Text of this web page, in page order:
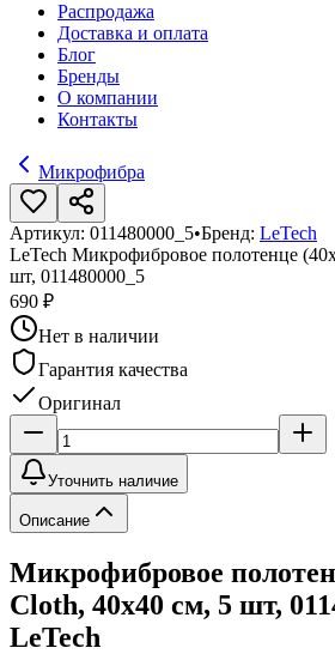
Распродажа
Доставка и оплата
Блог
Бренды
О компании
Контакты
Микрофибра
Артикул: 011480000_5•Бренд: LeTech
LeTech Микрофибровое полотенце
шт, 011480000_5
690 ₽
Нет в наличии
Гарантия качества
Оригинал
Уточнить наличие
Описание
Микрофибровое
Cloth, 40x40 см, 5 шт,
LeTech